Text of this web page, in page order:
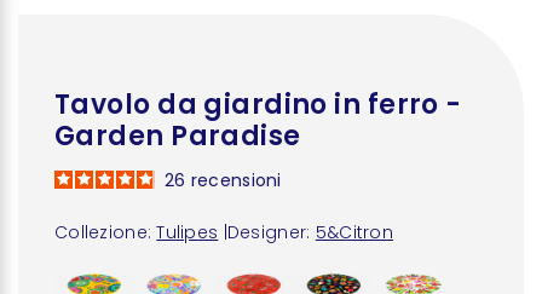
Tavolo da giardino in ferro -
Garden Paradise
Collezione: Tulipes Designer: 5&Citron
26 recensioni